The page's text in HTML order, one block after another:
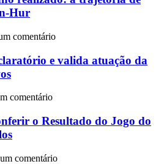
Hur
comentário
e valida atuação da
comentário
o Resultado do Jogo do
comentário